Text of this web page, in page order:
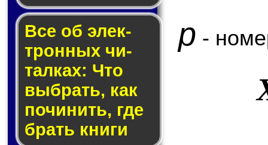
Все об элек­
трон­ных чи­
тал­ках: Что
выб­рать, как
по­чи­нить, где
брать кни­ги
p -